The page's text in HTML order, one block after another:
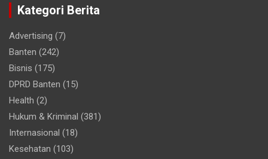
Kategori Berita
Advertising (7)
Banten (242)
Bisnis (175)
DPRD Banten (15)
Health (2)
Hukum & Kriminal (381)
Internasional (18)
Kesehatan (103)